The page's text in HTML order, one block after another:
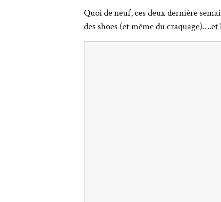
Quoi de neuf, ces deux dernière
des shoes (et même du